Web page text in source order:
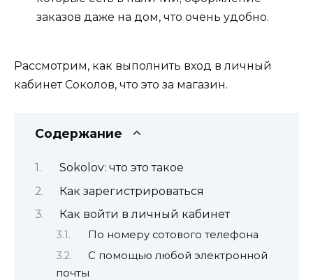
заказов даже на дом, что очень удобно.
Рассмотрим, как выполнить вход в личный
кабинет Соколов, что это за магазин.
Содержание
Sokolov: что это такое
Как зарегистрироваться
Как войти в личный кабинет
По номеру сотового телефона
С помощью любой электронной
почты